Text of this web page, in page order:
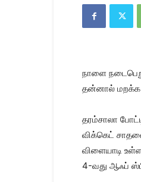
நாளை
தன்னால் மறக்க
தரம்சாலா
விக்கெட்
விளையாடி
4-வது ஆஃப்